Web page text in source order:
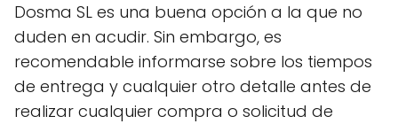
Dosma SL es una buena opción a la que no
duden en acudir. Sin embargo, es
recomendable informarse sobre los tiempos
de entrega y cualquier otro detalle antes de
realizar cualquier compra o solicitud de